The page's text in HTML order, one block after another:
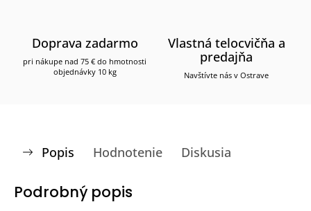
Doprava zadarmo
pri nákupe nad 75 € do hmotnosti
objednávky 10 kg
Vlastná telocvičňa a
predajňa
Navštívte nás v Ostrave
Popis Hodnotenie Diskusia
Podrobný popis